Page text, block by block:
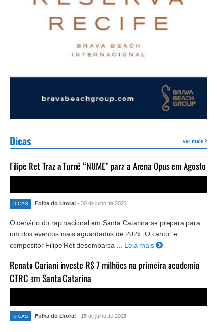
Dicas ver mais
Filipe Ret Traz a Turnê “NUME” para a Arena Opus em Agosto
DICAS Folha do Litoral - 30 de julho de 2026
O cenário do rap nacional em Santa Catarina se prepara para
um dos eventos mais aguardados de 2026. O cantor e
compositor Filipe Ret desembarca ... Leia mais
Renato Cariani investe R$ 7 milhões na primeira academia
CTRC em Santa Catarina
DICAS Folha do Litoral - 15 de julho de 2026